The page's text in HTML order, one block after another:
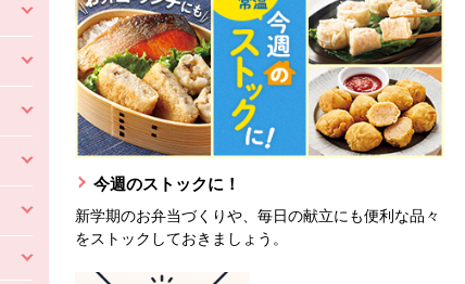
今週のストックに！
新学期のお弁当づくりや、毎日の献立にも便利な品々
をストックしておきましょう。